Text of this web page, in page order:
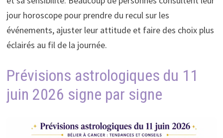
jour horoscope pour prendre du recul sur les
événements, ajuster leur attitude et faire des choix plus
éclairés au fil de la journée.
Prévisions astrologiques du 11
juin 2026 signe par signe